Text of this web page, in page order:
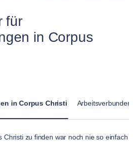
für
in Corpus
in Corpus Christi
Christi zu finden war noch nie so einfach